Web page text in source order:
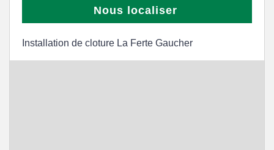
Nous localiser
Installation de cloture La Ferte Gaucher